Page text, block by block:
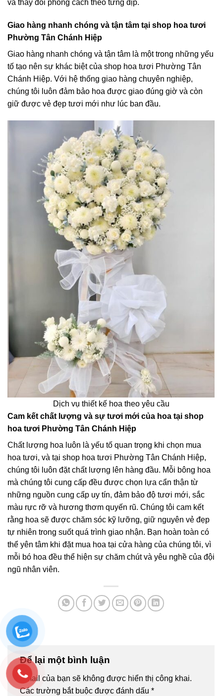
và thay đổi phong cách theo từng dịp.
Giao hàng nhanh chóng và tận tâm tại shop hoa tươi
Phường Tân Chánh Hiệp
Giao hàng nhanh chóng và tận tâm là một trong những yếu
tố tạo nên sự khác biệt của shop hoa tươi Phường Tân
Chánh Hiệp. Với hệ thống giao hàng chuyên nghiệp,
chúng tôi luôn đảm bảo hoa được giao đúng giờ và còn
giữ được vẻ đẹp tươi mới như lúc ban đầu.
Dịch vụ thiết kế hoa theo yêu cầu
Cam kết chất lượng và sự tươi mới của hoa tại shop
hoa tươi Phường Tân Chánh Hiệp
Chất lượng hoa luôn là yếu tố quan trọng khi chọn mua
hoa tươi, và tại shop hoa tươi Phường Tân Chánh Hiệp,
chúng tôi luôn đặt chất lượng lên hàng đầu. Mỗi bông hoa
mà chúng tôi cung cấp đều được chọn lựa cẩn thận từ
những nguồn cung cấp uy tín, đảm bảo độ tươi mới, sắc
màu rực rỡ và hương thơm quyến rũ. Chúng tôi cam kết
rằng hoa sẽ được chăm sóc kỹ lưỡng, giữ nguyên vẻ đẹp
tự nhiên trong suốt quá trình giao nhận. Bạn hoàn toàn có
thể yên tâm khi đặt mua hoa tại cửa hàng của chúng tôi, vì
mỗi bó hoa đều thể hiện sự chăm chút và yêu nghề của đội
ngũ nhân viên.
Để lại một bình luận
Email của bạn sẽ không được hiển thị công khai.
Các trường bắt buộc được đánh dấu *